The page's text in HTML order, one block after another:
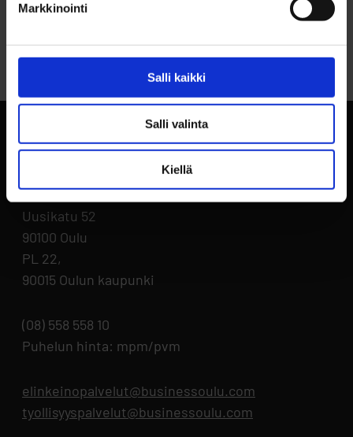
Markkinointi
Salli kaikki
Salli valinta
Kiellä
Palaa sivun alkuun
BusinessOulu
Uusikatu 52
90100 Oulu
PL 22,
90015 Oulun kaupunki
(08) 558 558 10
Puhelun hinta: mpm/pvm
elinkeinopalvelut@businessoulu.com
tyollisyyspalvelut@businessoulu.com